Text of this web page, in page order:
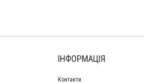
ІНФОРМАЦІЯ
Контакти